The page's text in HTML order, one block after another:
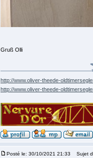
Gruß Olli
http://www.oliver-theede-
http://www.oliver-theede-
Posté le: 30/10/2021 21:33 Sujet